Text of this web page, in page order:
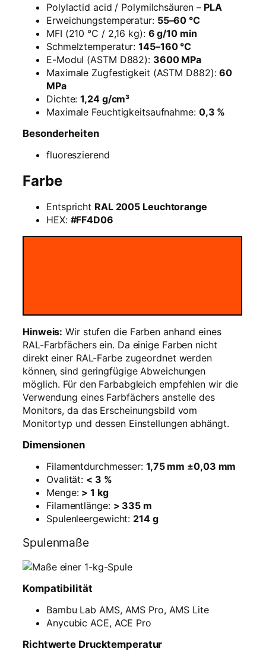
o
n
g
k
e
Polylactid acid / Polymilchsäuren – PLA
Erweichungstemperatur: 55–60 °C
MFI (210 °C / 2,16 kg): 6 g/10 min
Schmelztemperatur:145–160 °C
E-Modul (ASTM D882): 3600 MPa
Maximale Zugfestigkeit (ASTM D882):60
MPa
Dichte:1,24 g/cm³
Maximale Feuchtigkeitsaufnahme: 0,3 %
Besonderheiten
fluoreszierend
Farbe
Entspricht RAL 2005 Leuchtorange
HEX: #FF4D06
Hinweis: Wir stufen die Farben anhand eines
RAL-Farbfächers ein. Da einige Farben nicht
direkt einer RAL-Farbe zugeordnet werden
können, sind geringfügige Abweichungen
möglich. Für den Farbabgleich empfehlen wir die
Verwendung eines Farbfächers anstelle des
Monitors, da das Erscheinungsbild vom
Monitortyp und dessen Einstellungen abhängt.
Dimensionen
Filamentdurchmesser: 1,75 mm ±0,03 mm
Ovalität: < 3 %
Menge: > 1 kg
Filamentlänge: > 335 m
Spulenleergewicht: 214 g
Spulenmaße
Kompatibilität
Bambu Lab AMS, AMS Pro, AMS Lite
Anycubic ACE, ACE Pro
Richtwerte Drucktemperatur